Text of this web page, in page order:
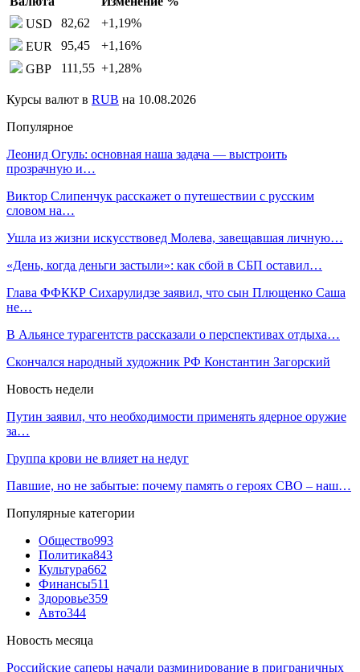
USD
82,62 +1,19%
EUR
95,45 +1,16%
GBP
111,55 +1,28%
Курсы валют в RUB на 10.08.2026
Популярное
Леонид Огуль: основная наша задача — выстроить
прозрачную и…
Виктор Слипенчук расскажет о путешествии с русским
словом на…
Ушла из жизни искусствовед Молева, завещавшая личную…
«День, когда деньги застыли»: как сбой в СБП оставил…
Глава ФФККР Сихарулидзе заявил, что сын Плющенко Саша
не…
В Альянсе турагентств рассказали о перспективах отдыха…
Скончался народный художник РФ Константин Загорский
Новость недели
Путин заявил, что необходимости применять ядерное оружие
за…
Группа крови не влияет на недуг
Павшие, но не забытые: почему память о героях СВО – наш…
Популярные категории
Общество993
Политика843
Культура662
Финансы511
Здоровье359
Авто344
Новость месяца
Российские саперы начали разминирование в приграничных